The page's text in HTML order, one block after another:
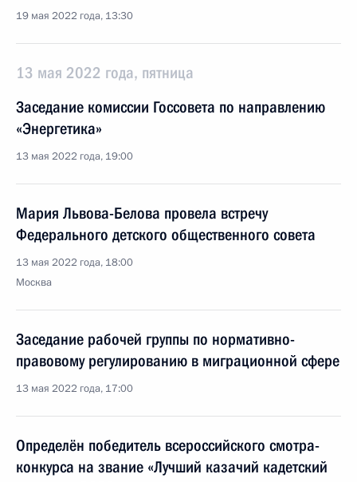
19 мая 2022 года, 13:30
13 мая 2022 года, пятница
Заседание комиссии Госсовета по направлению
«Энергетика»
13 мая 2022 года, 19:00
Мария Львова-Белова провела встречу
Федерального детского общественного совета
13 мая 2022 года, 18:00
Москва
Заседание рабочей группы по нормативно-
правовому регулированию в миграционной сфере
13 мая 2022 года, 17:00
Определён победитель всероссийского смотра-
конкурса на звание «Лучший казачий кадетский